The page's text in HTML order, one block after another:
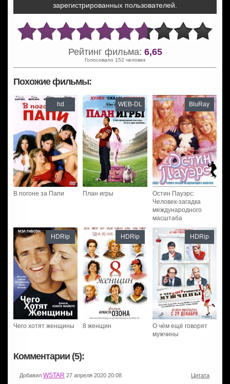
зарегистрированных пользователей.
Рейтинг фильма: 6,65
Голосовало 152 человек
Похожие фильмы:
В погоне за Папи
hd
План игры
WEB-DL
Остин Пауэрс:
Человек-загадка
международного
масштаба
BluRay
Чего хотят женщины
HDRip
8 женщин
HDRip
О чём ещё говорят
мужчины
HDRip
Комментарии (5):
Добавил WSTAR 27 апреля 2020 20:08 Цитата